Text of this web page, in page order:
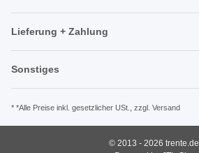
Lieferung + Zahlung
Sonstiges
* *Alle Preise inkl. gesetzlicher USt., zzgl. Versand
© 2013 - 2026 trente.de